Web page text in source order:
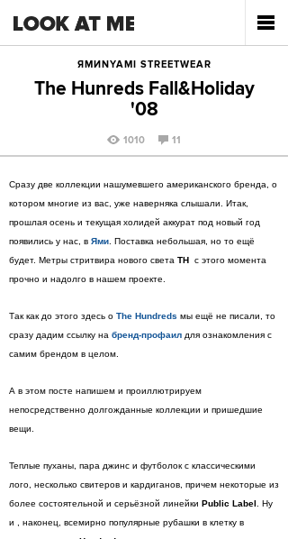
ЯМИNYAMI STREETWEAR
The Hunreds Fall&Holiday
'08
1010 11
Сразу две коллекции нашумевшего американского бренда, о
котором многие из вас, уже наверняка слышали. Итак,
прошлая осень и текущая холидей аккурат под новый год
появились у нас, в Ями . Поставка небольшая, но то ещё
будет. Метры стритвира нового света TH с этого момента
прочно и надолго в нашем проекте.
Так как до этого здесь о The Hundreds мы ещё не писали, то
сразу дадим ссылку на бренд-профаил для ознакомления с
самим брендом в целом.
А в этом посте напишем и проиллютрируем
непосредственно долгожданные коллекции и пришедшие
вещи.
Теплые пуханы, пара джинс и футболок с классическими
лого, несколько свитеров и кардиганов, причем некоторые из
более состоятельной и серьёзной линейки Public Label . Ну
и , наконец, всемирно популярные рубашки в клетку в